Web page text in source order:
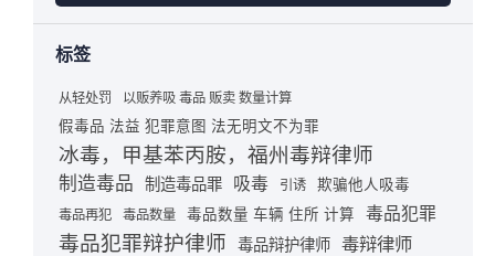
标签
从轻处罚 以贩养吸 毒品 贩卖 数量计算
假毒品 法益 犯罪意图 法无明文不为罪
冰毒，甲基苯丙胺，福州毒辩律师
制造毒品 制造毒品罪 吸毒 引诱 欺骗他人吸毒
毒品再犯 毒品数量 毒品数量 车辆 住所 计算 毒品犯罪
毒品犯罪辩护律师 毒品辩护律师 毒辩律师